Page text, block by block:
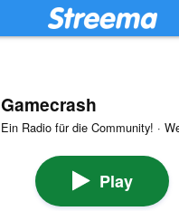
Gamecrash
Ein Radio für die Community! ·
Play